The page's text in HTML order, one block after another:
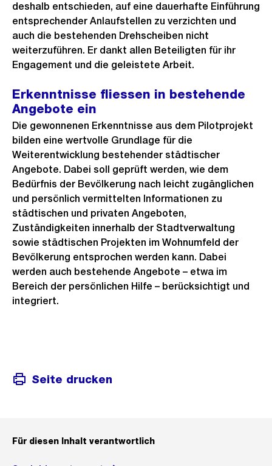
deshalb entschieden, auf eine dauerhafte Einführung
entsprechender Anlaufstellen zu verzichten und
auch die bestehenden Drehscheiben nicht
weiterzuführen. Er dankt allen Beteiligten für ihr
Engagement und die geleistete Arbeit.
Erkenntnisse fliessen in bestehende
Angebote ein
Die gewonnenen Erkenntnisse aus dem Pilotprojekt
bilden eine wertvolle Grundlage für die
Weiterentwicklung bestehender städtischer
Angebote. Dabei soll geprüft werden, wie dem
Bedürfnis der Bevölkerung nach leicht zugänglichen
und persönlich vermittelten Informationen zu
städtischen und privaten Angeboten,
Zuständigkeiten innerhalb der Stadtverwaltung
sowie städtischen Projekten im Wohnumfeld der
Bevölkerung entsprochen werden kann. Dabei
werden auch bestehende Angebote – etwa im
Bereich der persönlichen Hilfe – berücksichtigt und
integriert.
Seite drucken
Für diesen Inhalt verantwortlich